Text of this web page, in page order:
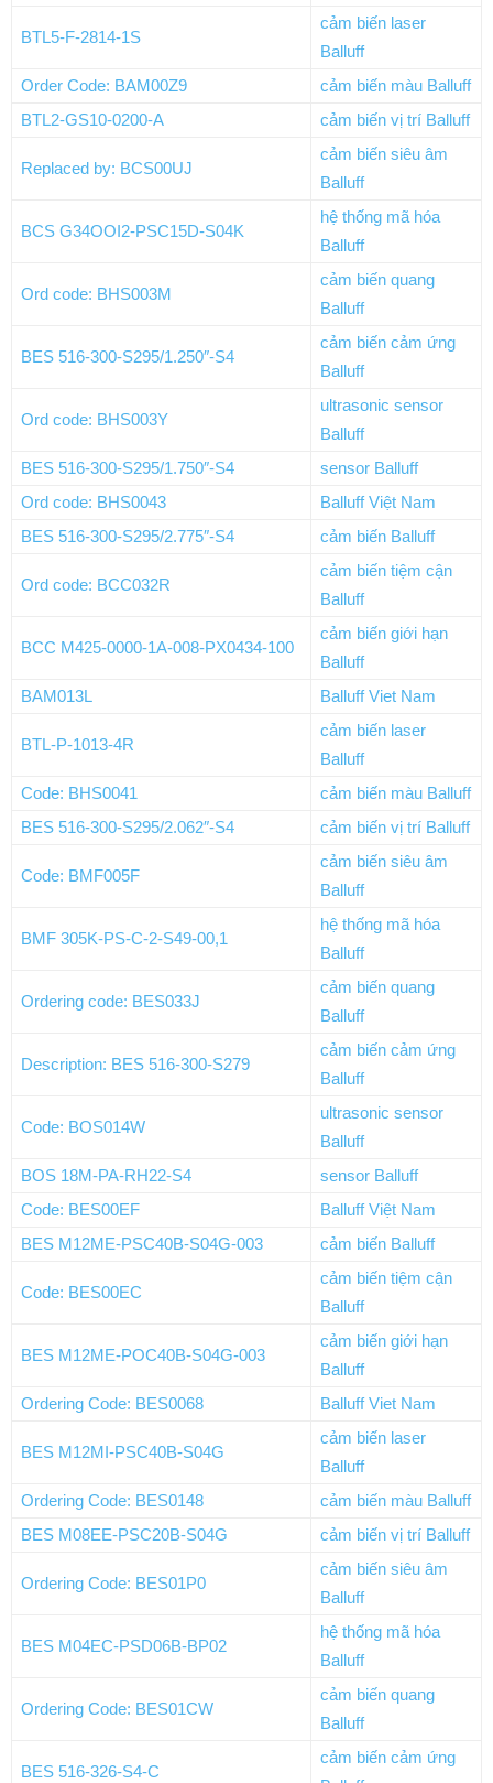
BTL5-F-2814-1S
cảm biến laser
Balluff
Order Code: BAM00Z9
cảm biến màu Balluff
BTL2-GS10-0200-A
cảm biến vị trí Balluff
Replaced by: BCS00UJ
cảm biến siêu âm
Balluff
BCS G34OOI2-PSC15D-S04K
hệ thống mã hóa
Balluff
Ord code: BHS003M
cảm biến quang
Balluff
BES 516-300-S295/1.250″-S4
cảm biến cảm ứng
Balluff
Ord code: BHS003Y
ultrasonic sensor
Balluff
BES 516-300-S295/1.750″-S4
sensor Balluff
Ord code: BHS0043
Balluff Việt Nam
BES 516-300-S295/2.775″-S4
cảm biến Balluff
Ord code: BCC032R
cảm biến tiệm cận
Balluff
BCC M425-0000-1A-008-PX0434-100
cảm biến giới hạn
Balluff
BAM013L
Balluff Viet Nam
BTL-P-1013-4R
cảm biến laser
Balluff
Code: BHS0041
cảm biến màu Balluff
BES 516-300-S295/2.062″-S4
cảm biến vị trí Balluff
Code: BMF005F
cảm biến siêu âm
Balluff
BMF 305K-PS-C-2-S49-00,1
hệ thống mã hóa
Balluff
Ordering code: BES033J
cảm biến quang
Balluff
Description: BES 516-300-S279
cảm biến cảm ứng
Balluff
Code: BOS014W
ultrasonic sensor
Balluff
BOS 18M-PA-RH22-S4
sensor Balluff
Code: BES00EF
Balluff Việt Nam
BES M12ME-PSC40B-S04G-003
cảm biến Balluff
Code: BES00EC
cảm biến tiệm cận
Balluff
BES M12ME-POC40B-S04G-003
cảm biến giới hạn
Balluff
Ordering Code: BES0068
Balluff Viet Nam
BES M12MI-PSC40B-S04G
cảm biến laser
Balluff
Ordering Code: BES0148
cảm biến màu Balluff
BES M08EE-PSC20B-S04G
cảm biến vị trí Balluff
Ordering Code: BES01P0
cảm biến siêu âm
Balluff
BES M04EC-PSD06B-BP02
hệ thống mã hóa
Balluff
Ordering Code: BES01CW
cảm biến quang
Balluff
BES 516-326-S4-C
cảm biến cảm ứng